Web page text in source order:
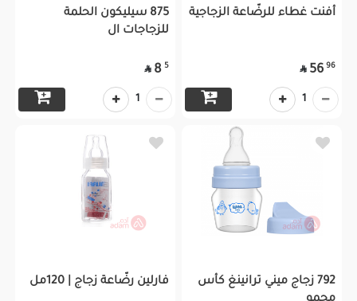
أفنت غطاء للرضّاعة الزجاجية
96
56

1
875 سيليكون الحلمة
للزجاجات ال
5
8

1
792 زجاج ميني ترانينغ كأس
فارلين رضّاعة زجاج | 120مل